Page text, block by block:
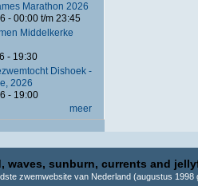
Marathon 2026
- 00:00t/m 23:45
Middelkerke
- 19:30
Dishoek -
2026
- 19:00
meer
waves, sunburn, currents and
zwemwebsite van Nederland (augustus 1998